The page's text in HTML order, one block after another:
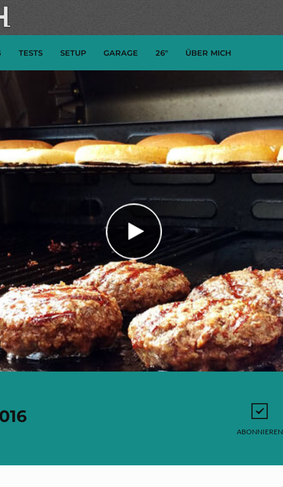
TESTS SETUP GARAGE 26″ ÜBER MICH
ABONNIEREN